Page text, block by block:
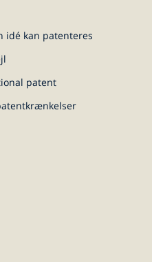
idé kan patenteres
patent